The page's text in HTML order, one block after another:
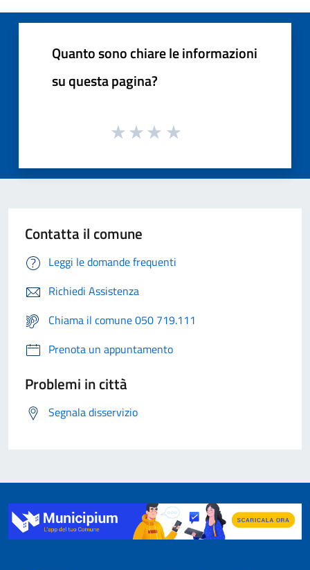
Quanto sono chiare le informazioni
su questa pagina?
Contatta il comune
Leggi le domande frequenti
Richiedi Assistenza
Chiama il comune 050 719.111
Prenota un appuntamento
Problemi in città
Segnala disservizio